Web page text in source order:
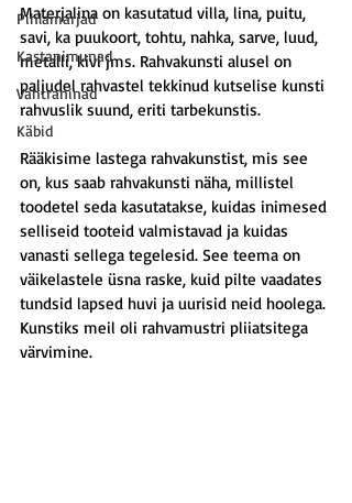
Pihlamarjad
Kastanimunad
Vahtraninad
Käbid
Materjalina on kasutatud villa, lina, puitu,
savi, ka puukoort, tohtu, nahka, sarve, luud,
metalli, kivi jms. Rahvakunsti alusel on
paljudel rahvastel tekkinud kutselise kunsti
rahvuslik suund, eriti tarbekunstis.
Rääkisime lastega rahvakunstist, mis see
on, kus saab rahvakunsti näha, millistel
toodetel seda kasutatakse, kuidas inimesed
selliseid tooteid valmistavad ja kuidas
vanasti sellega tegelesid. See teema on
väikelastele üsna raske, kuid pilte vaadates
tundsid lapsed huvi ja uurisid neid hoolega.
Kunstiks meil oli rahvamustri pliiatsitega
värvimine.